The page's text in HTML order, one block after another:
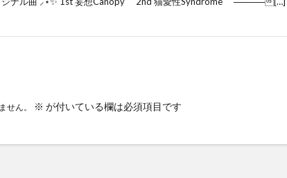
せん。 ※ が付いている欄は必須項目です